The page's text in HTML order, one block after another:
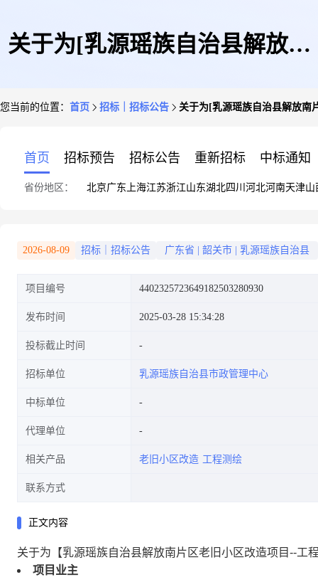
关于为[乳源瑶族自治县解放南
您当前的位置： 首页 招标｜招标公告 关于为[乳源瑶族自治县解放南
首页 招标预告 招标公告 重新招标 中标通知
省份地区： 北京广东 上海江苏浙江山东湖北四川 河北河南天津山
2026-08-09 招标｜招标公告 广东省 韶关市 乳源瑶族自治县
项目编号 4402325723649182503280930
发布时间 2025-03-28 15:34:28
投标截止时间
招标单位 乳源瑶族自治县市政管理中心
中标单位
代理单位
相关产品 老旧小区改造 工程测绘
联系方式
正文内容
关于为【乳源瑶族自治县解放南片区老旧小区改造项目--工
项目业主